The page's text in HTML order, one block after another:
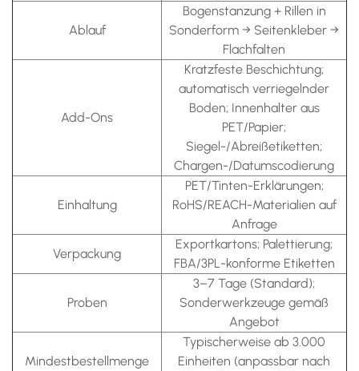
Ablauf
Bogenstanzung + Rillen in
Sonderform → Seitenkleber →
Flachfalten
Add-Ons
Kratzfeste Beschichtung;
automatisch verriegelnder
Boden; Innenhalter aus
PET/Papier;
Siegel-/Abreißetiketten;
Chargen-/Datumscodierung
Einhaltung
PET/Tinten-Erklärungen;
RoHS/REACH-Materialien auf
Anfrage
Verpackung
Exportkartons; Palettierung;
FBA/3PL-konforme Etiketten
Proben
3–7 Tage (Standard);
Sonderwerkzeuge gemäß
Angebot
Mindestbestellmenge
Typischerweise ab 3.000
Einheiten (anpassbar nach